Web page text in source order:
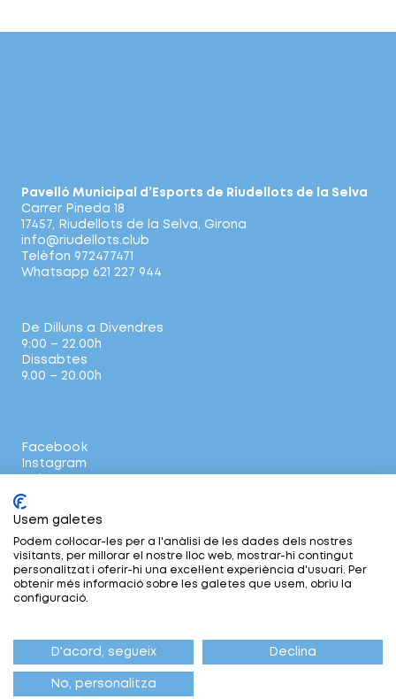
Pavelló Municipal d’Esports de Riudellots de la Selva
Carrer Pineda 18
17457, Riudellots de la Selva, Girona
info@riudellots.club
Telèfon 972477471
Whatsapp 621 227 944
De Dilluns a Divendres
9:00 – 22.00h
Dissabtes
9.00 – 20.00h
Facebook
Instagram
Notes legals
Política de privacitat
Política de cookies
© 2026 Copyright Servei d'Esports
Usem galetes
Podem col·locar-les per a l'anàlisi de les dades dels nostres
visitants, per millorar el nostre lloc web, mostrar-hi contingut
personalitzat i oferir-hi una excel·lent experiència d'usuari. Per
obtenir més informació sobre les galetes que usem, obriu la
configuració.
D'acord, segueix Declina
No, personalitza